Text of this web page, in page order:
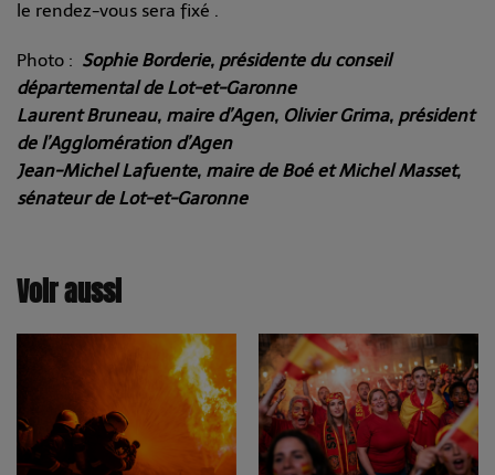
le rendez-vous sera fixé .
Photo : Sophie Borderie, présidente du conseil
départemental de Lot-et-Garonne
Laurent Bruneau, maire d’Agen, Olivier Grima, président
de l’Agglomération d’Agen
Jean-Michel Lafuente, maire de Boé et Michel Masset,
sénateur de Lot-et-Garonne
Voir aussi